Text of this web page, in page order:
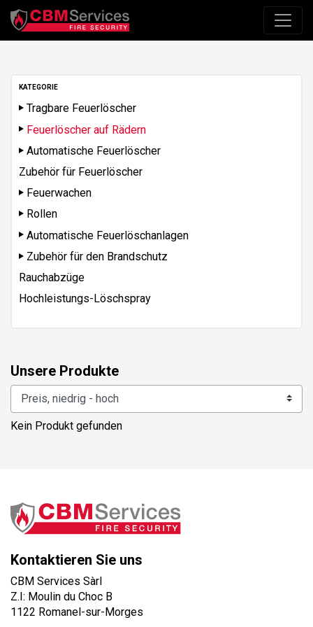
KATEGORIE
Tragbare Feuerlöscher
Feuerlöscher auf Rädern
Automatische Feuerlöscher
Zubehör für Feuerlöscher
Feuerwachen
Rollen
Automatische Feuerlöschanlagen
Zubehör für den Brandschutz
Rauchabzüge
Hochleistungs-Löschspray
Unsere Produkte
Kein Produkt gefunden
Kontaktieren Sie uns
CBM Services Sàrl
Z.I: Moulin du Choc B
1122 Romanel-sur-Morges